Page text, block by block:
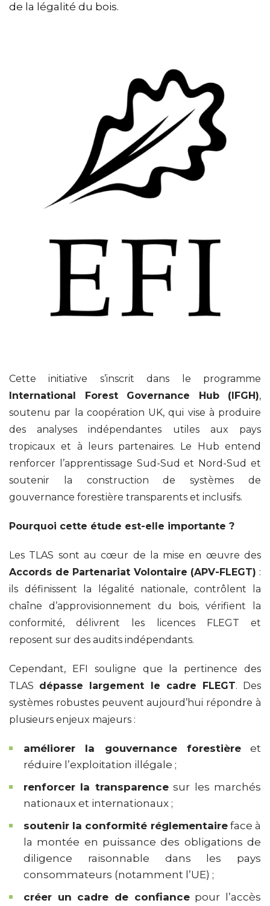
de la légalité du bois.
Cette initiative s’inscrit dans le programme
International Forest Governance Hub (IFGH),
soutenu par la coopération UK, qui vise à produire
des analyses indépendantes utiles aux pays
tropicaux et à leurs partenaires. Le Hub entend
renforcer l’apprentissage Sud-Sud et Nord-Sud et
soutenir la construction de systèmes de
gouvernance forestière transparents et inclusifs.
Pourquoi cette étude est-elle importante ?
Les TLAS sont au cœur de la mise en œuvre des
Accords de Partenariat Volontaire (APV-FLEGT) :
ils définissent la légalité nationale, contrôlent la
chaîne d’approvisionnement du bois, vérifient la
conformité, délivrent les licences FLEGT et
reposent sur des audits indépendants.
Cependant, EFI souligne que la pertinence des
TLAS dépasse largement le cadre FLEGT. Des
systèmes robustes peuvent aujourd’hui répondre à
plusieurs enjeux majeurs :
améliorer la gouvernance forestièreet
réduire l’exploitation illégale ;
renforcer la transparencesur les marchés
nationaux et internationaux ;
soutenir la conformité réglementaireface à
la montée en puissance des obligations de
diligence raisonnable dans les pays
consommateurs (notamment l’UE) ;
créer un cadre de confiancepour l’accès